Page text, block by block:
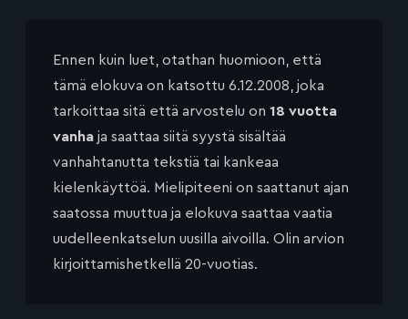
Ennen kuin luet, otathan huomioon, että
tämä elokuva on katsottu 6.12.2008, joka
tarkoittaa sitä että arvostelu on 18 vuotta
vanha ja saattaa siitä syystä sisältää
vanhahtanutta tekstiä tai kankeaa
kielenkäyttöä. Mielipiteeni on saattanut ajan
saatossa muuttua ja elokuva saattaa vaatia
uudelleenkatselun uusilla aivoilla. Olin arvion
kirjoittamishetkellä 20-vuotias.